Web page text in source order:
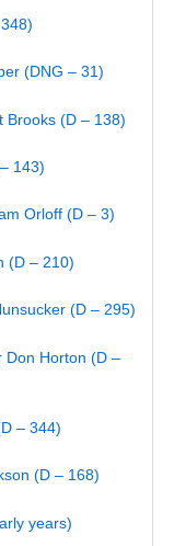
(DNG – 31)
Brooks (D – 138)
143)
Orloff (D – 3)
(D – 210)
(D – 295)
Don Horton (D –
– 344)
(D – 168)
years)